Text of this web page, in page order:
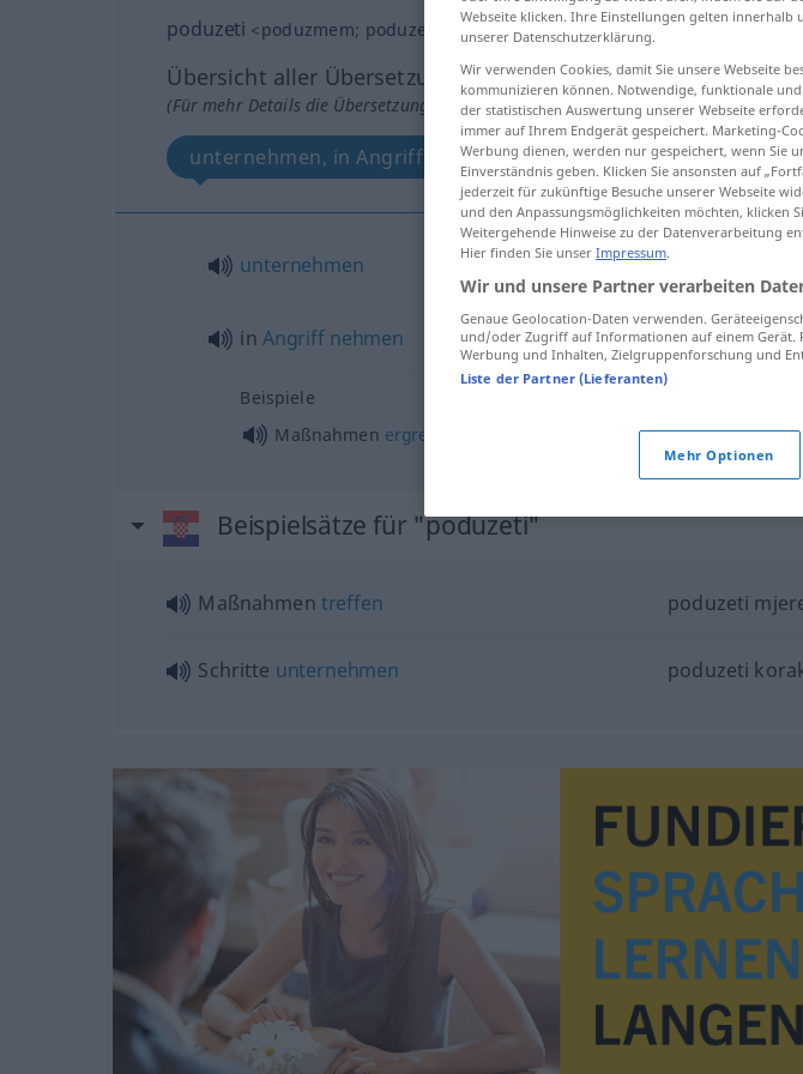
poduzeti <poduzmem; poduzeo , -ela;poduzet>(-imati)
Übersicht aller Übersetzungen
(Für mehr Details die Übersetzung anklicken/antippen)
unternehmen, in Angriff nehmen
unternehmen
in Angriff nehmen poduzeti
Beispiele
Maßnahmen ergreifen poduzeti
Beispielsätze für "poduzeti"
Maßnahmen treffen poduzeti
Schritte unternehmen poduzeti
Webseite klicken. Ihre Einstellungen gelten innerhalb
unserer Datenschutzerklärung.
Wir verwenden Cookies, damit Sie unsere Webseite
kommunizieren können. Notwendige, funktionale
der statistischen Auswertung unserer Webseite
immer auf Ihrem Endgerät gespeichert. Marketing-
Werbung dienen, werden nur gespeichert, wenn Sie
Einverständnis geben. Klicken Sie ansonsten auf
jederzeit für zukünftige Besuche unserer Webseite
und den Anpassungsmöglichkeiten möchten, klicken
Weitergehende Hinweise zu der Datenverarbeitung
Hier finden Sie unser Impressum.
Wir und unsere Partner verarbeiten
Genaue Geolocation-Daten verwenden.
und/oder Zugriff auf Informationen auf einem Gerät.
Werbung und Inhalten, Zielgruppenforschung und
Liste der Partner (Lieferanten)
Mehr Optionen